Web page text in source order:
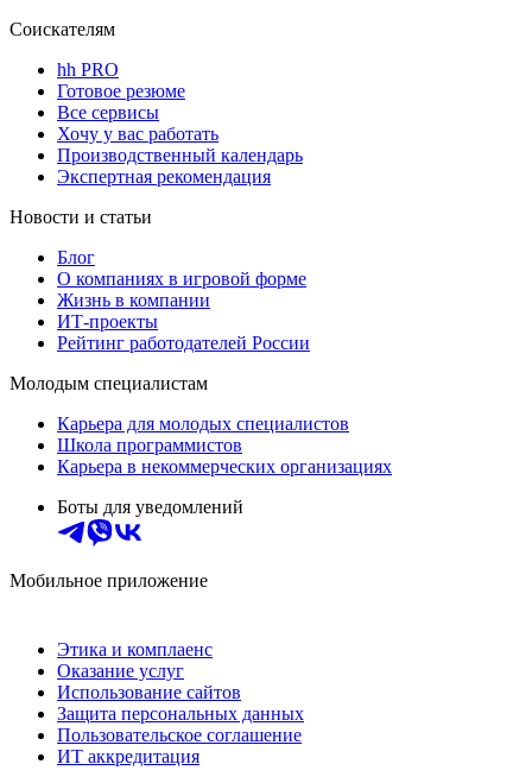
Соискателям
hh PRO
Готовое резюме
Все сервисы
Хочу у вас работать
Производственный календарь
Экспертная рекомендация
Новости и статьи
Блог
О компаниях в игровой форме
Жизнь в компании
ИТ-проекты
Рейтинг работодателей России
Молодым специалистам
Карьера для молодых специалистов
Школа программистов
Карьера в некоммерческих организациях
Боты для уведомлений
Мобильное приложение
Этика и комплаенс
Оказание услуг
Использование сайтов
Защита персональных данных
Пользовательское соглашение
ИТ аккредитация